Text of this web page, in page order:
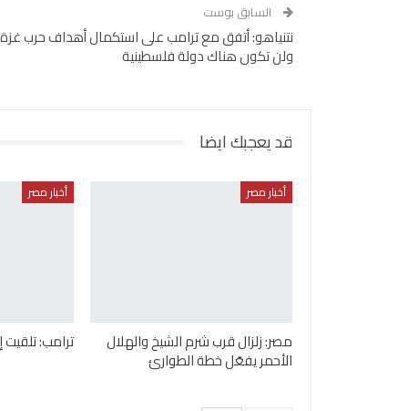
السابق بوست
نتنياهو: أتفق مع ترامب على استكمال أهداف حرب
ولن تكون هناك دولة فلسطينية
قد يعجبك ايضا
أخبار مصر
مصر: زلزال قرب شرم الشيخ والهلال
الأحمر يفعّل خطة الطوارئ
أخبار مصر
ترامب: